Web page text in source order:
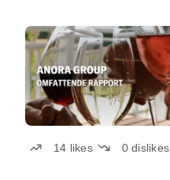
14 likes 0dislikes